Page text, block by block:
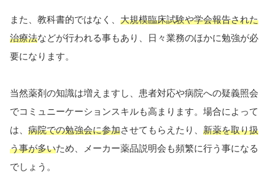
また、教科書的ではなく、 大規模臨床試験や学会報告された
治療法などが行われる事もあり、日々業務のほかに勉強が必
要になります。
当然薬剤の知識は増えますし、患者対応や病院への疑義照会
でコミュニーケーションスキルも高まります。場合によって
は、 病院での勉強会に参加させてもらえたり、 新薬を取り扱
う事が多いため、メーカー薬品説明会も頻繁に行う事になる
でしょう。